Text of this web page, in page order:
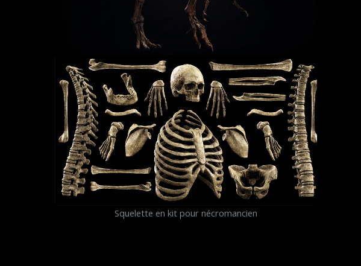
Squelette en kit pour nécromancien